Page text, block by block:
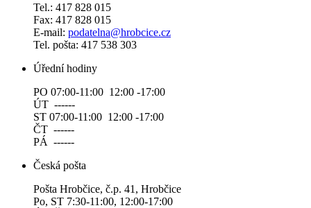
Tel.: 417 828 015
Fax: 417 828 015
E-mail: podatelna@hrobcice.cz
Tel. pošta: 417 538 303
Úřední hodiny
PO 07:00-11:00 12:00 -17:00
ÚT ------
ST 07:00-11:00 12:00 -17:00
ČT ------
PÁ ------
Česká pošta
Pošta Hrobčice, č.p. 41, Hrobčice
Po, ST 7:30-11:00, 12:00-17:00